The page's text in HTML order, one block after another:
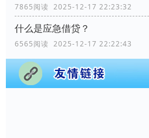
7865阅读 2025-12-17 22:23:32
什么是应急借贷？
6565阅读 2025-12-17 22:22:43